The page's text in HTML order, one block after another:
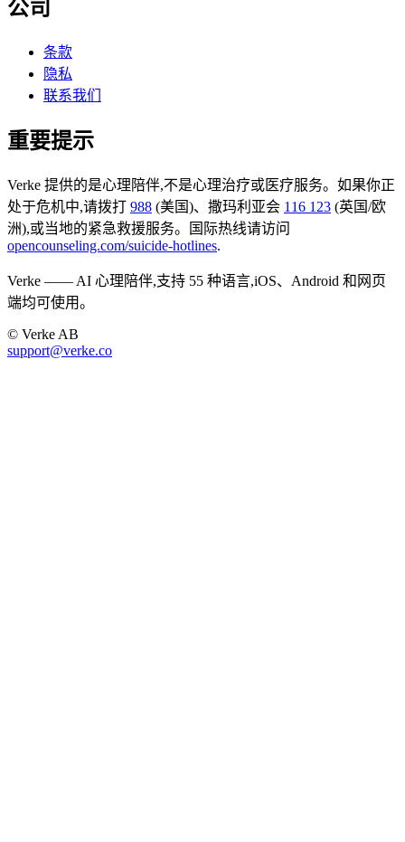
公司
条款
隐私
联系我们
重要提示
Verke 提供的是心理陪伴,不是心理治疗或医疗服务。如果你正
处于危机中,请拨打 988 (美国)、撒玛利亚会 116 123 (英国/欧
洲),或当地的紧急救援服务。国际热线请访问
opencounseling.com/suicide-hotlines.
Verke —— AI 心理陪伴,支持 55 种语言,iOS、Android 和网页
端均可使用。
© Verke AB
support@verke.co